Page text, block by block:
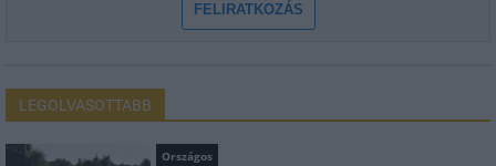
FELIRATKOZÁS
LEGOLVASOTTABB
Országos